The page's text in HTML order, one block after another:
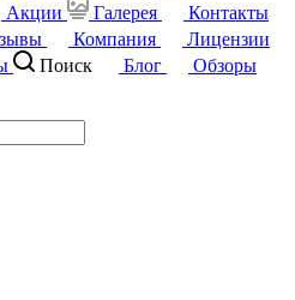
Акции Галерея
Контакты
Компания
Лицензии
Поиск Блог
Обзоры